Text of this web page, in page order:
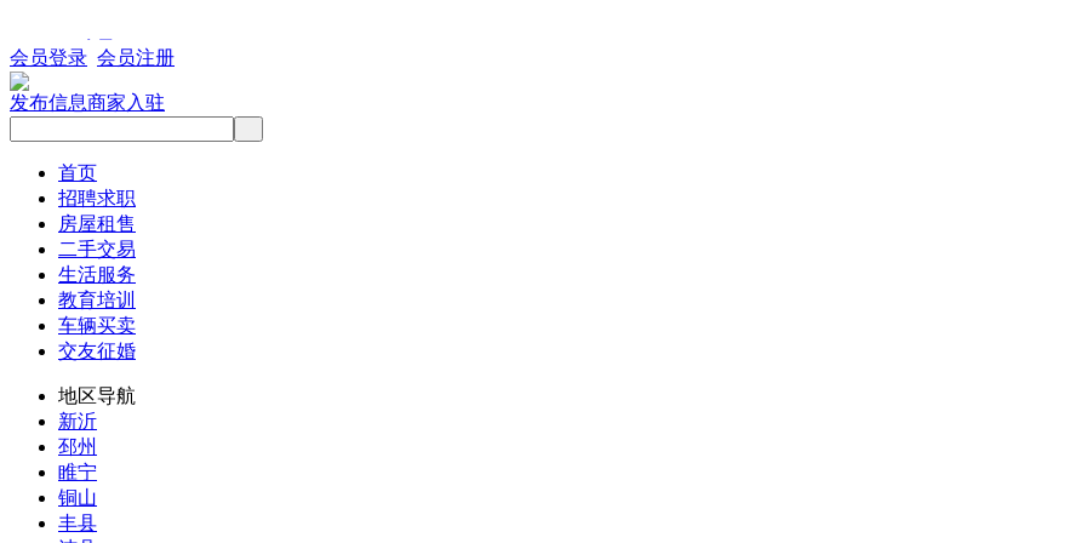
会员登录 会员注册
发布信息商家入驻
首页
招聘求职
房屋租售
二手交易
生活服务
教育培训
车辆买卖
交友征婚
地区导航
新沂
邳州
睢宁
铜山
丰县